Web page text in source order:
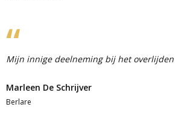
Mijn innige deelneming bij het overlijden
Marleen De Schrijver
Berlare